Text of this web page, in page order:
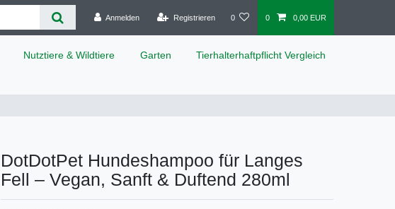
Anmelden Registrieren 0 0 0,00 EUR
Nutztiere & Wildtiere Garten Tierhalterhaftpflicht Vergleich
DotDotPet Hundeshampoo für Langes
Fell – Vegan, Sanft & Duftend 280ml